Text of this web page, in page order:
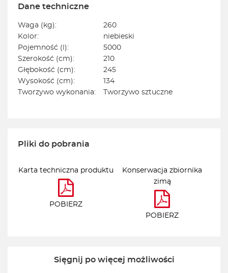
Dane techniczne
Waga (kg):
260
Kolor:
niebieski
Pojemność (l):
5000
Szerokość (cm):
210
Głębokość (cm):
245
Wysokość (cm):
134
Tworzywo wykonania:
Tworzywo sztuczne
Pliki do pobrania
Karta techniczna produktu
POBIERZ
Konserwacja zbiornika
zimą
POBIERZ
Sięgnij po więcej możliwości